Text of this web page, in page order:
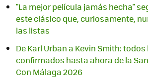
"La mejor película jamás hecha"
este clásico que, curiosamente,
las listas
De Karl Urban a Kevin Smith:
confirmados hasta ahora de la
Con Málaga 2026